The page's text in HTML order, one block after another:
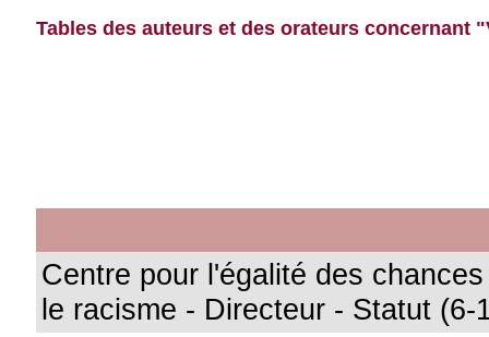
Tables des auteurs et des orateurs concernant
Centre pour l'égalité des
le racisme - Directeur - Statut (6-